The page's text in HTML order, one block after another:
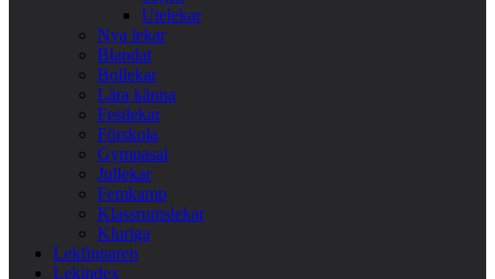
Utelekar
Nya lekar
Blandat
Bollekar
Lära känna
Festlekar
Förskola
Gympasal
Jullekar
Femkamp
Klassrumslekar
Kluriga
Lekfinnaren
Lekindex